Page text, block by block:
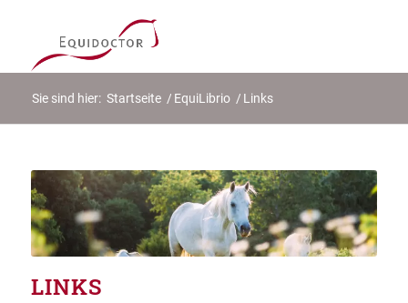
Sie sind hier: Startseite / EquiLibrio / Links
LINKS